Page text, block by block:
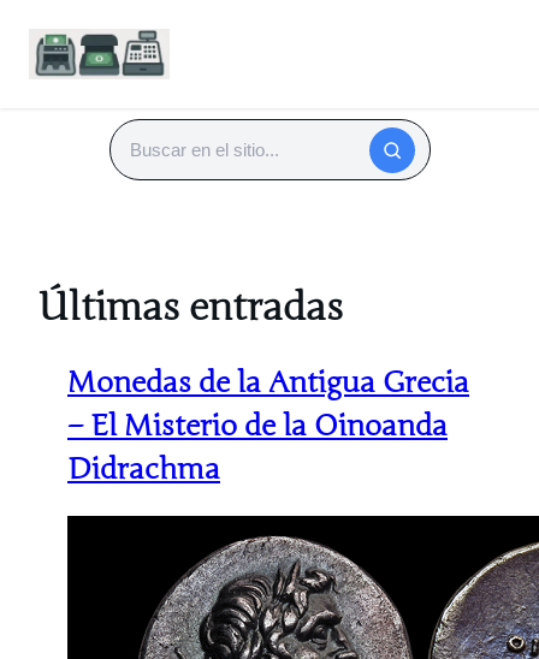
Buscar
Últimas entradas
Monedas de la Antigua Grecia
– El Misterio de la Oinoanda
Didrachma